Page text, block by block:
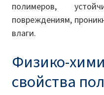
полимеров,
повреждениям,
влаги.
Физико-
свойства